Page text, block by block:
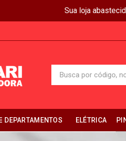
Sua loja
DEPARTAMENTOS ELÉTRICA